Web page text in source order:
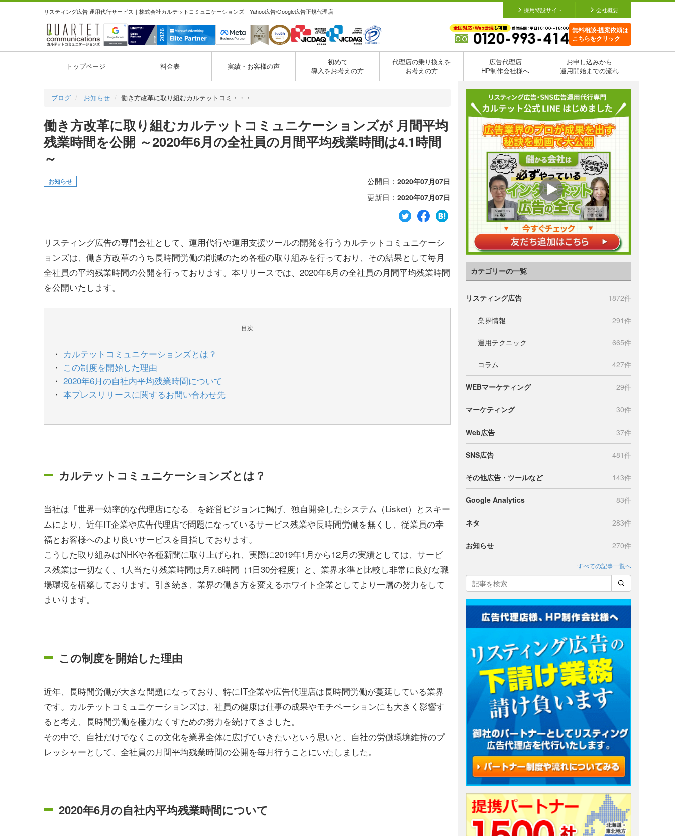
リスティング広告 運用代行サービス｜株式会社カルテットコミュニケーションズ｜Yahoo広告/Google広告正規代理店 採用特設サイト 会社概要
無料相談•提案依頼は
こちらをクリック
トップページ 料金表 実績・お客様の声
初めて
導入をお考えの方
代理店の乗り換えを
お考えの方
広告代理店
HP制作会社様へ
お申し込みから
運用開始までの流れ
ブログ お知らせ 働き方改革に取り組むカルテットコミ・・・
働き方改革に取り組むカルテットコミュニケーションズが 月間平均
残業時間を公開 ～2020年6月の全社員の月間平均残業時間は4.1時間
～
お知らせ 公開日： 2020年07月07日
更新日： 2020年07月07日
リスティング広告の専門会社として、運用代行や運用支援ツールの開発を行うカルテットコミュニケーシ
ョンズは、働き方改革のうち長時間労働の削減のため各種の取り組みを行っており、その結果として毎月
全社員の平均残業時間の公開を行っております。本リリースでは、2020年6月の全社員の月間平均残業時間
を公開いたします。
目次
カルテットコミュニケーションズとは？
この制度を開始した理由
2020年6月の自社内平均残業時間について
本プレスリリースに関するお問い合わせ先
カルテットコミュニケーションズとは？
当社は「世界一効率的な代理店になる」を経営ビジョンに掲げ、独自開発したシステム（Lisket）とスキー
ムにより、近年IT企業や広告代理店で問題になっているサービス残業や長時間労働を無くし、従業員の幸
福とお客様へのより良いサービスを目指しております。
こうした取り組みはNHKや各種新聞に取り上げられ、実際に2019年1月から12月の実績としては、サービ
ス残業は一切なく、1人当たり残業時間は月7.6時間（1日30分程度）と、業界水準と比較し非常に良好な職
場環境を構築しております。引き続き、業界の働き方を変えるホワイト企業としてより一層の努力をして
まいります。
この制度を開始した理由
近年、長時間労働が大きな問題になっており、特にIT企業や広告代理店は長時間労働が蔓延している業界
です。カルテットコミュニケーションズは、社員の健康は仕事の成果やモチベーションにも大きく影響す
ると考え、長時間労働を極力なくすための努力を続けてきました。
その中で、自社だけでなくこの文化を業界全体に広げていきたいという思いと、自社の労働環境維持のプ
レッシャーとして、全社員の月間平均残業時間の公開を毎月行うことにいたしました。
2020年6月の自社内平均残業時間について
カテゴリーの一覧
リスティング広告 1872件
業界情報 291件
運用テクニック 665件
コラム 427件
WEBマーケティング 29件
マーケティング 30件
Web広告 37件
SNS広告 481件
その他広告・ツールなど 143件
Google Analytics 83件
ネタ 283件
お知らせ 270件
すべての記事一覧へ